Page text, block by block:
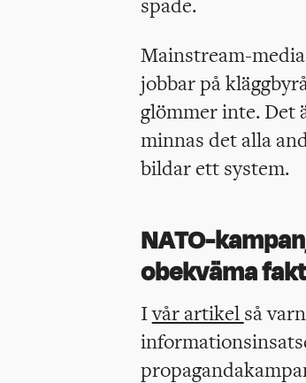
Mainstream-
jobbar på
glömmer inte. Det
minnas det alla
bildar ett system.
NATO-
obekväma
Ivår artikel så